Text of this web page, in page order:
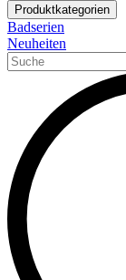
Produktkategorien
Badserien
Neuheiten